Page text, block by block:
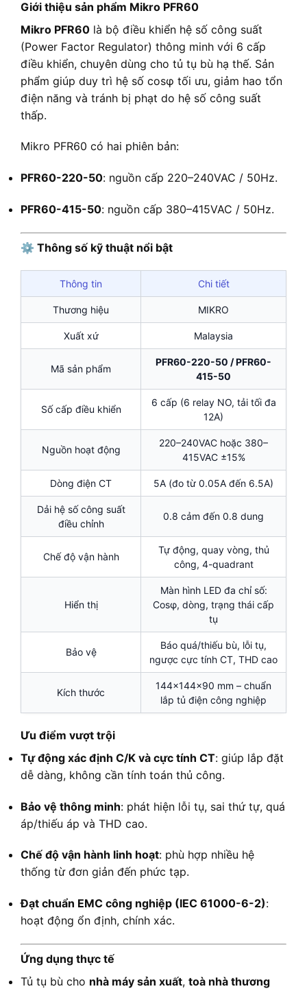
Giới thiệu sản phẩm Mikro PFR60
Mikro PFR60 là bộ điều khiển hệ số công suất
(Power Factor Regulator) thông minh với 6 cấp
điều khiển, chuyên dùng cho tủ tụ bù hạ thế. Sản
phẩm giúp duy trì hệ số cosφ tối ưu, giảm hao tổn
điện năng và tránh bị phạt do hệ số công suất
thấp.
Mikro PFR60 có hai phiên bản:
PFR60-220-50: nguồn cấp 220–240VAC / 50Hz.
PFR60-415-50: nguồn cấp 380–415VAC / 50Hz.
⚙️ Thông số kỹ thuật nổi bật
Thông tin Chi tiết
Thương hiệu MIKRO
Xuất xứ Malaysia
Mã sản phẩm
PFR60-220-50 / PFR60-
415-50
Số cấp điều khiển
6 cấp (6 relay NO, tải tối đa
12A)
Nguồn hoạt động
220–240VAC hoặc 380–
415VAC ±15%
Dòng điện CT 5A (đo từ 0.05A đến 6.5A)
Dải hệ số công suất
điều chỉnh
0.8 cảm đến 0.8 dung
Chế độ vận hành
Tự động, quay vòng, thủ
công, 4-quadrant
Hiển thị
Màn hình LED đa chỉ số:
Cosφ, dòng, trạng thái cấp
tụ
Bảo vệ
Báo quá/thiếu bù, lỗi tụ,
ngược cực tính CT, THD cao
Kích thước
144×144×90 mm – chuẩn
lắp tủ điện công nghiệp
Ưu điểm vượt trội
Tự động xác định C/K và cực tính CT: giúp lắp đặt
dễ dàng, không cần tính toán thủ công.
Bảo vệ thông minh: phát hiện lỗi tụ, sai thứ tự, quá
áp/thiếu áp và THD cao.
Chế độ vận hành linh hoạt: phù hợp nhiều hệ
thống từ đơn giản đến phức tạp.
Đạt chuẩn EMC công nghiệp (IEC 61000-6-2):
hoạt động ổn định, chính xác.
Ứng dụng thực tế
Tủ tụ bù cho nhà máy sản xuất, toà nhà thương